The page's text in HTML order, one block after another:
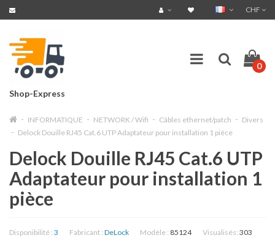
CHF
Shop-Express
0
INFORMATIQUE NETWORK / Wifi Câbles ethernet/patch
Divers
Delock Douille RJ45 Cat.6 UTP Adaptateur pour installation 1 pièce
Delock Douille RJ45 Cat.6 UTP
Adaptateur pour installation 1
pièce
Disponibilité : 3 Fabricant : DeLock Modèle : 85124 Visualisés: 303